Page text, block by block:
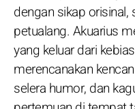
dengan sikap orisinal,
petualang. Akuarius
yang keluar dari
merencanakan
selera humor, dan